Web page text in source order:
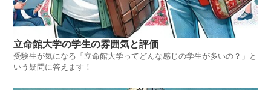
立命館大学の学生の雰囲気と評価
受験生が気になる「立命館大学ってどんな感じの学生が多いの？」と
いう疑問に答えます！